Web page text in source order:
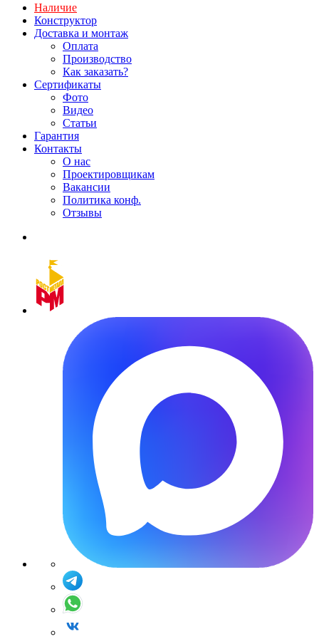
Наличие
Конструктор
Доставка и монтаж
Оплата
Производство
Как заказать?
Сертификаты
Фото
Видео
Статьи
Гарантия
Контакты
О нас
Проектировщикам
Вакансии
Политика конф.
Отзывы